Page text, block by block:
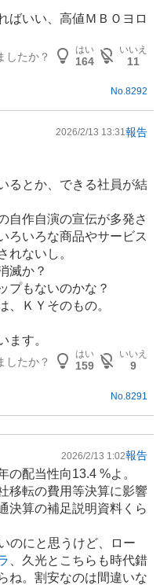
ばいい、高値ＭＢＯヨロ
したか？
はい
164
いいえ
11
No.8292
2026/2/13 13:31報告
るとか、できる社員が結
自作自演の宣伝が多発さ
ろいろな商品やサービス
れないし。
滅か？
プもないのかな？
、ＫＹそのもの。
ます。
したか？
はい
159
いいえ
9
No. 8291
2026/2/13 1:02報告
の配当性向13.4 %よ。
移転の費用等決算に影響
決算の補足説明資料くら
のにと思うけど、ロー
、久光とこちらも時代錯
ね。割安なのは間違いな